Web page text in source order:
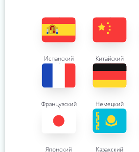
Испанский Китайский
Французский Немецкий
Японский Казахский